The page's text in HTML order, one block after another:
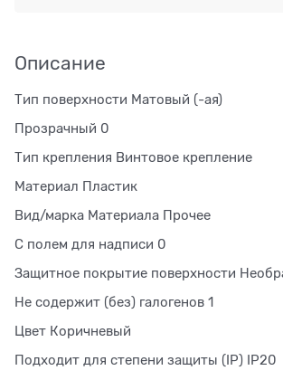
Описание
Тип поверхности Матовый (-ая)
Прозрачный 0
Тип крепления Винтовое крепление
Материал Пластик
Вид/марка Материала Прочее
С полем для надписи 0
Защитное покрытие поверхности
Не содержит (без) галогенов 1
Цвет Коричневый
Подходит для степени защиты (IP) IP20